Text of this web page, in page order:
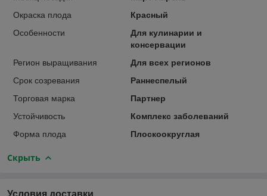
Окраска плода
Красный
Особенности
Для кулинарии и
консервации
Регион выращивания
Для всех регионов
Срок созревания
Раннеспелый
Торговая марка
Партнер
Устойчивость
Комплекс заболеваний
Форма плода
Плоскоокруглая
Скрыть
Условия доставки